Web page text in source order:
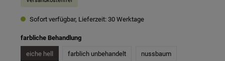
Sofort verfügbar, Lieferzeit: 30 Werktage
farbliche Behandlungauswählen
eiche hell farblich unbehandelt nussbaum